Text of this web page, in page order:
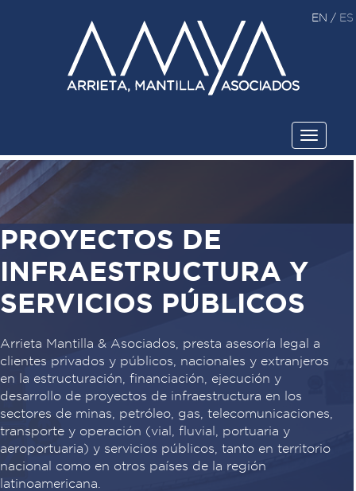
EN / ES
Toggle
PROYECTOS DE
INFRAESTRUCTURA Y
SERVICIOS PÚBLICOS
Arrieta Mantilla & Asociados, presta asesoría legal a
clientes privados y públicos, nacionales y extranjeros
en la estructuración, financiación, ejecución y
desarrollo de proyectos de infraestructura en los
sectores de minas, petróleo, gas, telecomunicaciones,
transporte y operación (vial, fluvial, portuaria y
aeroportuaria) y servicios públicos, tanto en territorio
nacional como en otros países de la región
latinoamericana.